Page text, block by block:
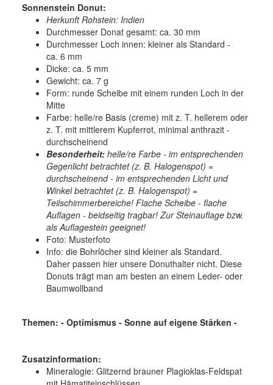
Sonnenstein Donut:
Herkunft Rohstein: Indien
Durchmesser Donat gesamt: ca. 30 mm
Durchmesser Loch innen: kleiner als Standard -
ca. 6 mm
Dicke: ca. 5 mm
Gewicht: ca. 7 g
Form: runde Scheibe mit einem runden Loch in der
Mitte
Farbe: helle/re Basis (creme) mit z. T. hellerem oder
z. T. mit mittlerem Kupferrot, minimal anthrazit -
durchscheinend
Besonderheit: helle/re Farbe - im entsprechenden
Gegenlicht betrachtet (z. B. Halogenspot) =
durchscheinend - im entsprechenden Licht und
Winkel betrachtet (z. B. Halogenspot) =
Teilschimmerbereiche! Flache Scheibe - flache
Auflagen - beidseitig tragbar! Zur Steinauflage bzw.
als Auflagestein geeignet!
Foto: Musterfoto
Info: die Bohrlöcher sind kleiner als Standard.
Daher passen hier unsere Donuthalter nicht. Diese
Donuts trägt man am besten an einem Leder- oder
Baumwollband
Themen: - Optimismus - Sonne auf eigene Stärken -
Zusatzinformation:
Mineralogie: Glitzernd brauner Plagioklas-Feldspat